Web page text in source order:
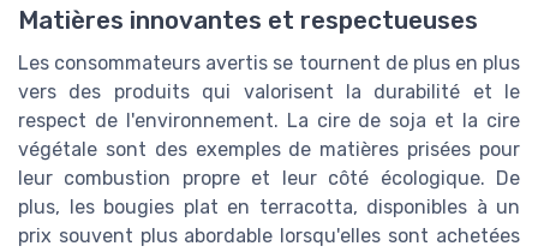
Matières innovantes et respectueuses
Les consommateurs avertis se tournent de plus en plus
vers des produits qui valorisent la durabilité et le
respect de l'environnement. La cire de soja et la cire
végétale sont des exemples de matières prisées pour
leur combustion propre et leur côté écologique. De
plus, les bougies plat en terracotta, disponibles à un
prix souvent plus abordable lorsqu'elles sont achetées